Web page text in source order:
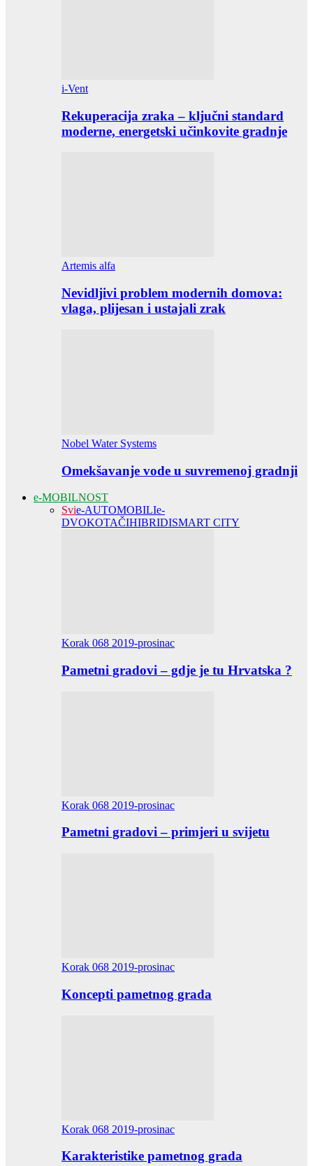
i-Vent
Rekuperacija zraka – ključni standard
moderne, energetski učinkovite gradnje
Artemis alfa
Nevidljivi problem modernih domova:
vlaga, plijesan i ustajali zrak
Nobel Water Systems
Omekšavanje vode u suvremenoj gradnji
e-MOBILNOST
Svie-AUTOMOBILIe-
DVOKOTAČIHIBRIDISMART CITY
Korak 068 2019-prosinac
Pametni gradovi – gdje je tu Hrvatska ?
Korak 068 2019-prosinac
Pametni gradovi – primjeri u svijetu
Korak 068 2019-prosinac
Koncepti pametnog grada
Korak 068 2019-prosinac
Karakteristike pametnog grada